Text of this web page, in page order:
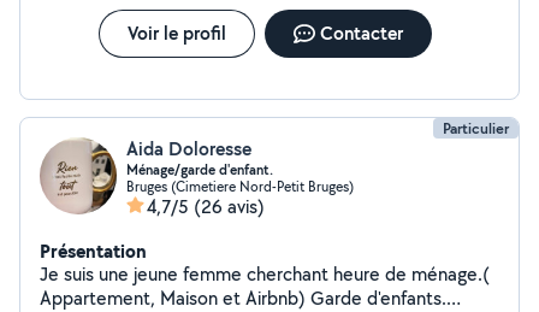
Voir le profil Contacter
Particulier
Aida Doloresse
Ménage/garde d'enfant.
Bruges (Cimetiere Nord-Petit Bruges)
4,7/5 (26 avis)
Présentation
Je suis une jeune femme cherchant heure de ménage.(
Appartement, Maison et Airbnb) Garde d'enfants.